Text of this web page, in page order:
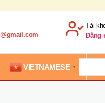
Tài
Đăng
VIETNAMESE ▼